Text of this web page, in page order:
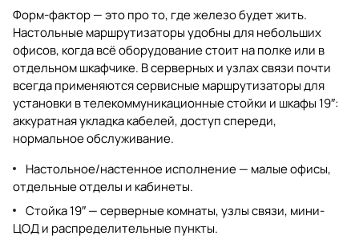
Форм-фактор — это про то, где железо будет жить.
Настольные маршрутизаторы удобны для небольших
офисов, когда всё оборудование стоит на полке или в
отдельном шкафчике. В серверных и узлах связи почти
всегда применяются сервисные маршрутизаторы для
установки в телекоммуникационные стойки и шкафы 19″:
аккуратная укладка кабелей, доступ спереди,
нормальное обслуживание.
Настольное/настенное исполнение — малые офисы,
отдельные отделы и кабинеты.
Стойка 19″ — серверные комнаты, узлы связи, мини-
ЦОД и распределительные пункты.